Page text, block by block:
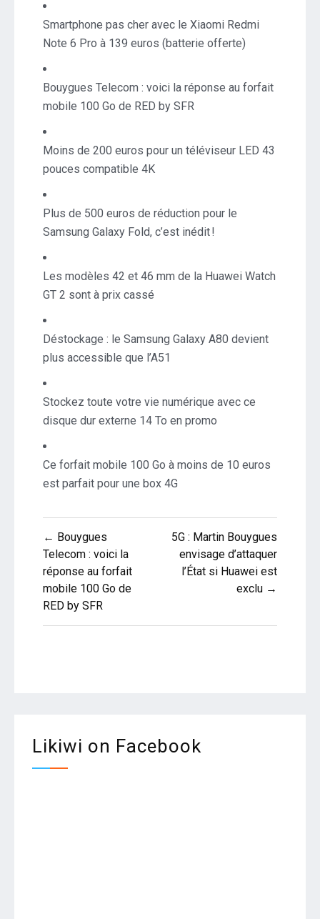
Smartphone pas cher avec le Xiaomi Redmi
Note 6 Pro à 139 euros (batterie offerte)
Bouygues Telecom : voici la réponse au forfait
mobile 100 Go de RED by SFR
Moins de 200 euros pour un téléviseur LED 43
pouces compatible 4K
Plus de 500 euros de réduction pour le
Samsung Galaxy Fold, c’est inédit !
Les modèles 42 et 46 mm de la Huawei Watch
GT 2 sont à prix cassé
Déstockage : le Samsung Galaxy A80 devient
plus accessible que l’A51
Stockez toute votre vie numérique avec ce
disque dur externe 14 To en promo
Ce forfait mobile 100 Go à moins de 10 euros
est parfait pour une box 4G
Navigation
de
l’article
← Bouygues
Telecom : voici la
réponse au forfait
mobile 100 Go de
RED by SFR
5G : Martin Bouygues
envisage d’attaquer
l’État si Huawei est
exclu →
Likiwi on Facebook